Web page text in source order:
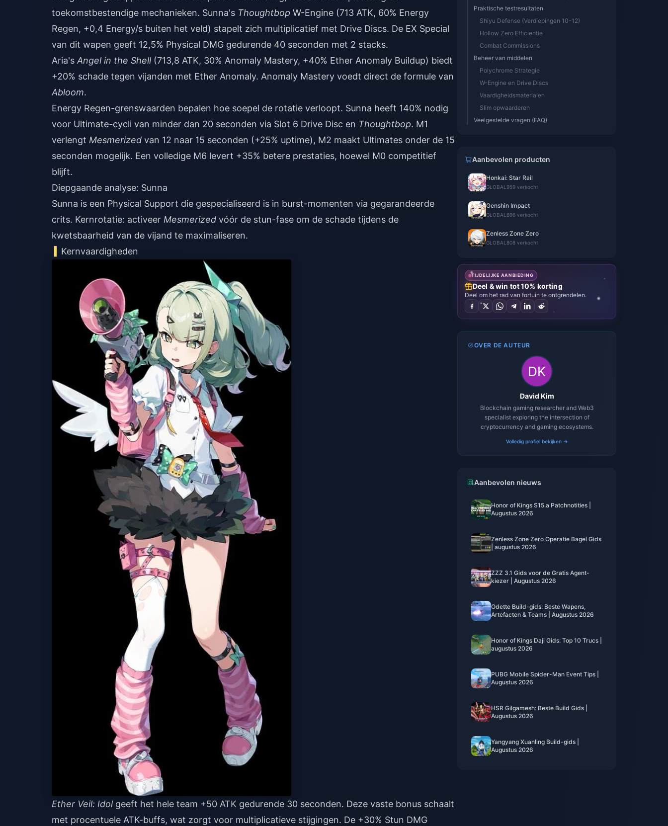
toekomstbestendige mechanieken. Sunna's Thoughtbop W-Engine (713 ATK, 60% Energy
Regen, +0,4 Energy/s buiten het veld) stapelt zich multiplicatief met Drive Discs. De EX Special
van dit wapen geeft 12,5% Physical DMG gedurende 40 seconden met 2 stacks.
Aria's Angel in the Shell(713,8 ATK, 30% Anomaly Mastery, +40% Ether Anomaly Buildup) biedt
+20% schade tegen vijanden met Ether Anomaly. Anomaly Mastery voedt direct de formule van
Abloom.
Energy Regen-grenswaarden bepalen hoe soepel de rotatie verloopt. Sunna heeft 140% nodig
voor Ultimate-cycli van minder dan 20 seconden via Slot 6 Drive Disc en Thoughtbop. M1
verlengt Mesmerized van 12 naar 15 seconden (+25% uptime), M2 maakt Ultimates onder de 15
seconden mogelijk. Een volledige M6 levert +35% betere prestaties, hoewel M0 competitief
blijft.
Diepgaande analyse: Sunna
Sunna is een Physical Support die gespecialiseerd is in burst-momenten via gegarandeerde
crits. Kernrotatie: activeer Mesmerized vóór de stun-fase om de schade tijdens de
kwetsbaarheid van de vijand te maximaliseren.
Kernvaardigheden
Ether Veil: Idol geeft het hele team +50 ATK gedurende 30 seconden. Deze vaste bonus schaalt
met procentuele ATK-buffs, wat zorgt voor multiplicatieve stijgingen. De +30% Stun DMG
Praktische testresultaten
Shiyu Defense (Verdiepingen 10-12)
Hollow Zero Efficiëntie
Combat Commissions
Beheer van middelen
Polychrome Strategie
W-Engine en Drive Discs
Vaardigheidsmaterialen
Slim opwaarderen
Veelgestelde vragen (FAQ)
Aanbevolen producten
Honkai: Star Rail
GLOBAL 959 verkocht
Genshin Impact
GLOBAL 696 verkocht
Zenless Zone Zero
GLOBAL 808 verkocht
TIJDELIJKE AANBIEDING
Deel & win tot 10% korting
Deel om het rad van fortuin te ontgrendelen.
OVER DE AUTEUR
David Kim
Blockchain gaming researcher and Web3
specialist exploring the intersection of
cryptocurrency and gaming ecosystems.
Volledig profiel bekijken →
Aanbevolen nieuws
Honor of Kings S15.a Patchnotities |
Augustus 2026
Zenless Zone Zero Operatie Bagel Gids
| augustus 2026
ZZZ 3.1 Gids voor de Gratis Agent-
kiezer | Augustus 2026
Odette Build-gids: Beste Wapens,
Artefacten & Teams | Augustus 2026
Honor of Kings Daji Gids: Top 10 Trucs |
augustus 2026
PUBG Mobile Spider-Man Event Tips |
Augustus 2026
HSR Gilgamesh: Beste Build Gids |
Augustus 2026
Yangyang Xuanling Build-gids |
Augustus 2026